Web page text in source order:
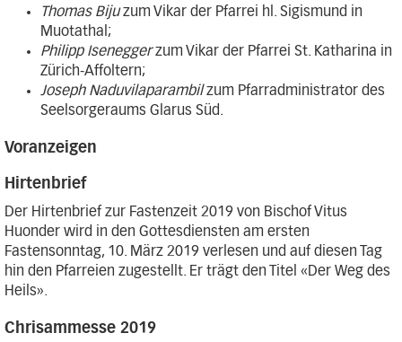
Thomas Bijuzum Vikar der Pfarrei hl. Sigismund in
Muotathal;
Philipp Iseneggerzum Vikar der Pfarrei St. Katharina in
Zürich-Affoltern;
Joseph Naduvilaparambilzum Pfarradministrator des
Seelsorgeraums Glarus Süd.
Voranzeigen
Hirtenbrief
Der Hirtenbrief zur Fastenzeit 2019 von Bischof Vitus
Huonder wird in den Gottesdiensten am ersten
Fastensonntag, 10. März 2019 verlesen und auf diesen Tag
hin den Pfarreien zugestellt. Er trägt den Titel «Der Weg des
Heils».
Chrisammesse 2019